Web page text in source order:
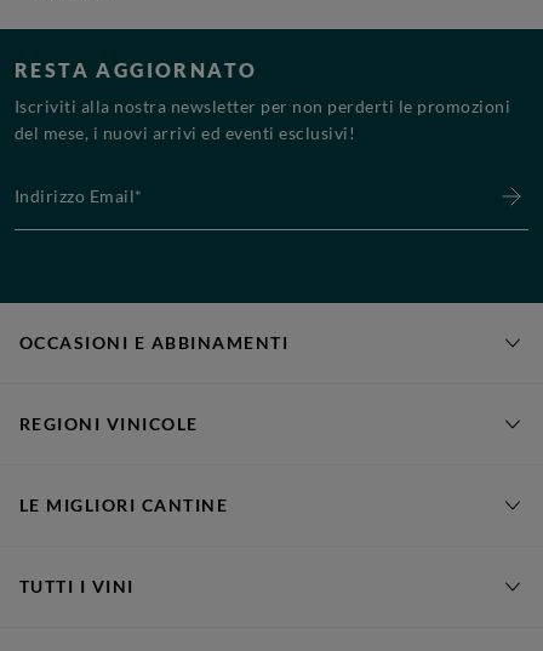
RESTA AGGIORNATO
Iscriviti alla nostra newsletter per non perderti le promozioni
del mese, i nuovi arrivi ed eventi esclusivi!
OCCASIONI E ABBINAMENTI
REGIONI VINICOLE
LE MIGLIORI CANTINE
TUTTI I VINI